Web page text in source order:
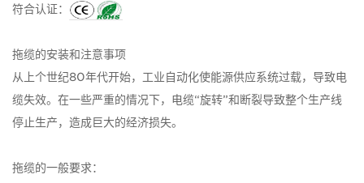
符合认证：
拖缆的安装和注意事项
从上个世纪80年代开始，工业自动化使能源供应系统过载，导致电
缆失效。在一些严重的情况下，电缆“旋转”和断裂导致整个生产线
停止生产，造成巨大的经济损失。
拖缆的一般要求：